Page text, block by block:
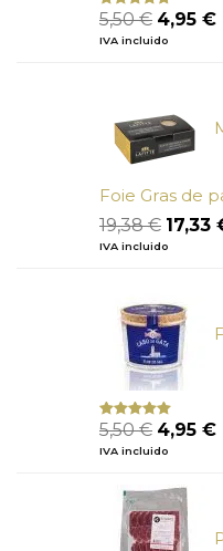
Valorado
con
de 5
5,50€ El
precio
4,95 €El
IVA incluido
Foie Gras de
19,38€ El
precio
19,38 €.
17,33
IVA incluido
Valorado
con
de
5
5,50€ El
precio
era:
5,50 €.
4,95 €El
IVA incluido